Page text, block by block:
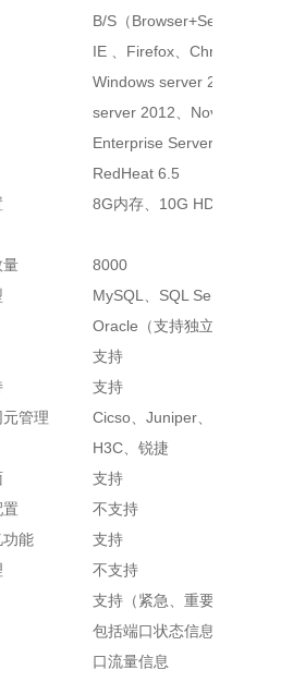
B/S（Browser+Server）
IE 、Firefox、Chrome
Windows server 2008 、
server 2012、Novell SUSE
Enterprise Server-企业版-
RedHeat 6.5
8G内存、10G HDD、
量
8000
MySQL、SQL Server 2008、
Oracle（支持独立与集中式
支持
支持
管理
Cicso、Juniper、Huawei、
H3C、锐捷
支持
不支持
功能
支持
不支持
支持（紧急、重要、次要、
包括端口状态信息、链路拓
口流量信息